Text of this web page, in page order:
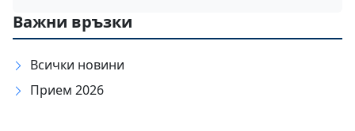
Важни връзки
Всички новини
Прием 2026